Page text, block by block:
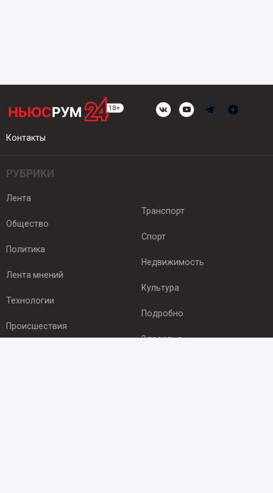
Контакты
РУБРИКИ
Лента
Общество
Политика
Лента мнений
Технологии
Происшествия
Транспорт
Спорт
Недвижимость
Культура
Подробно
Здоровье